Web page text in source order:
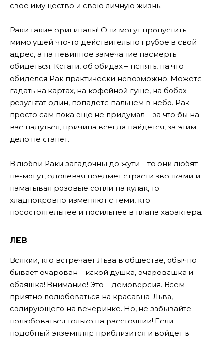
свое имущество и свою личную жизнь.
Раки такие оригиналы! Они могут пропустить
мимо ушей что-то действительно грубое в свой
адрес, а на невинное замечание насмерть
обидеться. Кстати, об обидах – понять, на что
обиделся Рак практически невозможно. Можете
гадать на картах, на кофейной гуще, на бобах –
результат один, попадете пальцем в небо. Рак
просто сам пока еще не придумал – за что бы на
вас надуться, причина всегда найдется, за этим
дело не станет.
В любви Раки загадочны до жути – то они любят-
не-могут, одолевая предмет страсти звонками и
наматывая розовые сопли на кулак, то
хладнокровно изменяют с теми, кто
посостоятельнее и посильнее в плане характера.
ЛЕВ
Всякий, кто встречает Льва в обществе, обычно
бывает очарован – какой душка, очаровашка и
обаяшка! Внимание! Это – демоверсия. Всем
приятно полюбоваться на красавца-Льва,
солирующего на вечеринке. Но, не забывайте –
полюбоваться только на расстоянии! Если
подобный экземпляр приблизится и войдет в